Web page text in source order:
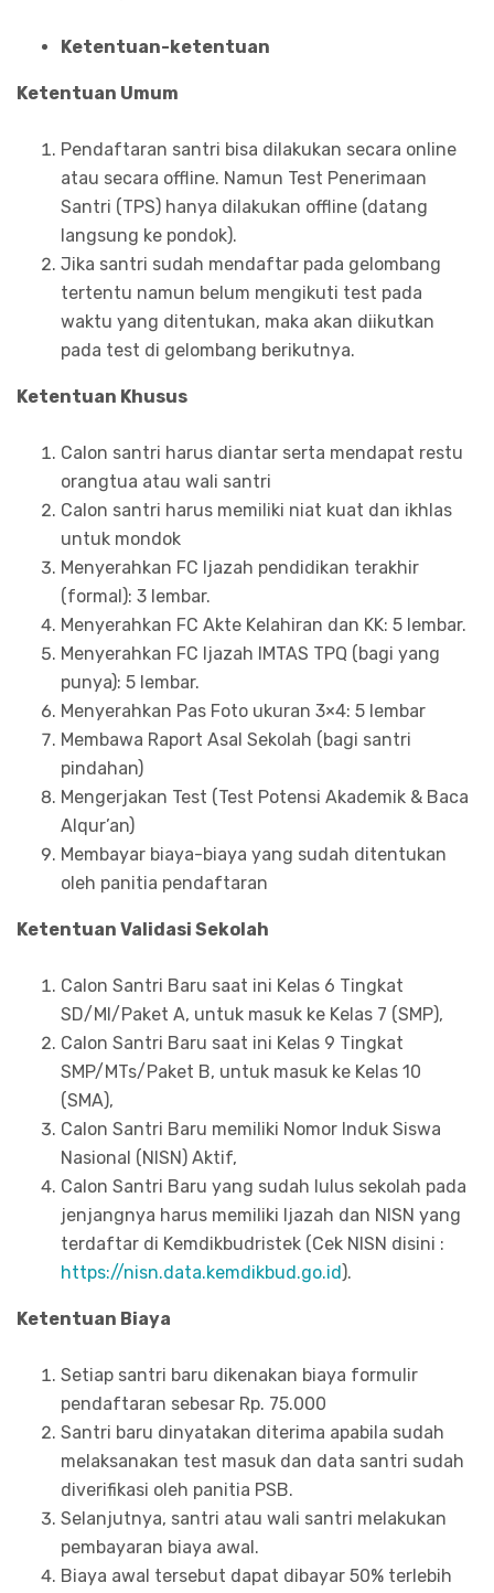
Ketentuan-ketentuan
Ketentuan Umum
Pendaftaran santri bisa dilakukan secara online
atau secara offline. Namun Test Penerimaan
Santri (TPS) hanya dilakukan offline (datang
langsung ke pondok).
Jika santri sudah mendaftar pada gelombang
tertentu namun belum mengikuti test pada
waktu yang ditentukan, maka akan diikutkan
pada test di gelombang berikutnya.
Ketentuan Khusus
Calon santri harus diantar serta mendapat restu
orangtua atau wali santri
Calon santri harus memiliki niat kuat dan ikhlas
untuk mondok
Menyerahkan FC Ijazah pendidikan terakhir
(formal): 3 lembar.
Menyerahkan FC Akte Kelahiran dan KK: 5 lembar.
Menyerahkan FC Ijazah IMTAS TPQ (bagi yang
punya): 5 lembar.
Menyerahkan Pas Foto ukuran 3×4: 5 lembar
Membawa Raport Asal Sekolah (bagi santri
pindahan)
Mengerjakan Test (Test Potensi Akademik & Baca
Alqur’an)
Membayar biaya-biaya yang sudah ditentukan
oleh panitia pendaftaran
Ketentuan Validasi Sekolah
Calon Santri Baru saat ini Kelas 6 Tingkat
SD/MI/Paket A, untuk masuk ke Kelas 7 (SMP),
Calon Santri Baru saat ini Kelas 9 Tingkat
SMP/MTs/Paket B, untuk masuk ke Kelas 10
(SMA),
Calon Santri Baru memiliki Nomor Induk Siswa
Nasional (NISN) Aktif,
Calon Santri Baru yang sudah lulus sekolah pada
jenjangnya harus memiliki Ijazah dan NISN yang
terdaftar di Kemdikbudristek (Cek NISN disini :
https://nisn.data.kemdikbud.go.id).
Ketentuan Biaya
Setiap santri baru dikenakan biaya formulir
pendaftaran sebesar Rp. 75.000
Santri baru dinyatakan diterima apabila sudah
melaksanakan test masuk dan data santri sudah
diverifikasi oleh panitia PSB.
Selanjutnya, santri atau wali santri melakukan
pembayaran biaya awal.
Biaya awal tersebut dapat dibayar 50% terlebih